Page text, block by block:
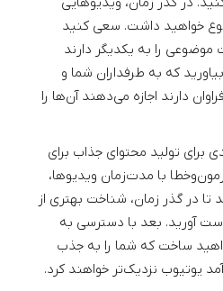
خواهید داشت. سعی کنید
را به یکدیگر دارند
که به طرفداران شما و
دارند اجازه می‌دهند آن‌ها را
برای تولید محتوای جذاب برای
با مدت‌زمان ویدیوها،
تا در گذر زمان، شناخت بهتری از
آورید. بعد با دسترسی به
ساخت که شما را به جذب
یوتیوب نزدیک‌تر خواهند کرد.